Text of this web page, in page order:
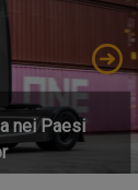
nei Paesi